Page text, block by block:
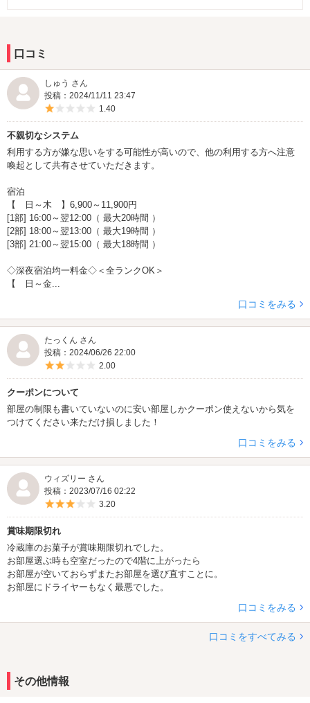
口コミ
しゅう さん
投稿：2024/11/11 23:47
5つ星のうち1
1.40
不親切なシステム
利用する方が嫌な思いをする可能性が高いので、他の利用する方へ注意
喚起として共有させていただきます。
宿泊
【 日～木 】6,900～11,900円
[1部] 16:00～翌12:00（ 最大20時間 ）
[2部] 18:00～翌13:00（ 最大19時間 ）
[3部] 21:00～翌15:00（ 最大18時間 ）
◇深夜宿泊均一料金◇＜全ランクOK＞
【 日～金...
口コミをみる
たっくん さん
投稿：2024/06/26 22:00
5つ星のうち2
2.00
クーポンについて
部屋の制限も書いていないのに安い部屋しかクーポン使えないから気を
つけてください来ただけ損しました！
口コミをみる
ウィズリー さん
投稿：2023/07/16 02:22
5つ星のうち3
3.20
賞味期限切れ
冷蔵庫のお菓子が賞味期限切れでした。
お部屋選ぶ時も空室だったので4階に上がったら
お部屋が空いておらずまたお部屋を選び直すことに。
お部屋にドライヤーもなく最悪でした。
口コミをみる
口コミをすべてみる
その他情報